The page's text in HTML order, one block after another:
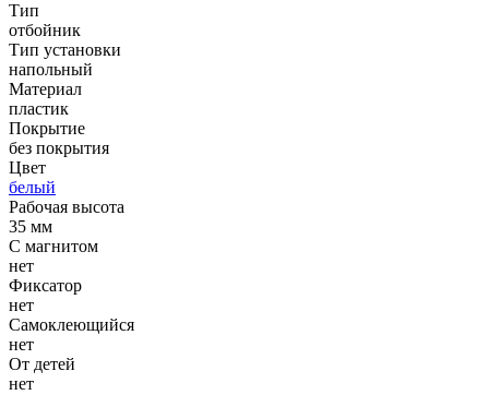
Тип
отбойник
Тип установки
напольный
Материал
пластик
Покрытие
без покрытия
Цвет
белый
Рабочая высота
35 мм
С магнитом
нет
Фиксатор
нет
Самоклеющийся
нет
От детей
нет